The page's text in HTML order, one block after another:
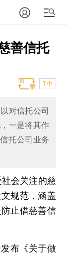
善信托
T中
对信托公司
一是将其作
托公司业务
社会关注的慈
规范，涵盖
止借慈善信
布《关于做